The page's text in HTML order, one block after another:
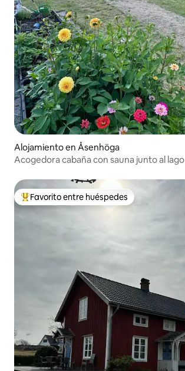
Alojamiento en Åsenhöga
Acogedora cabaña con sauna junto al lago
Favorito entre huéspedes preferido
Favorito entre huéspedes